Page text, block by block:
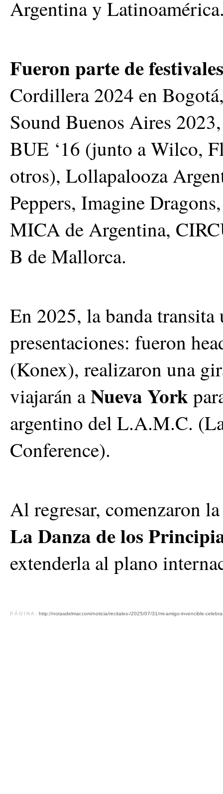
Argentina y
Fueron parte de
Cordillera 2024 en
Sound Buenos Aires
BUE ‘16 (junto a Wilco,
otros), Lollapalooza
Peppers, Imagine
MICA de Argentina,
B de Mallorca.
En 2025, la banda transita
presentaciones: fueron
(Konex), realizaron una
viajarán aNueva York
argentino del L.A.M.C.
Conference).
Al regresar, comenzaron
La Danza de los
extenderla al plano
PÁGINA: http://notasdelmar.com/noticia/recitales-/2025/07/31/mi-amigo-invencible-